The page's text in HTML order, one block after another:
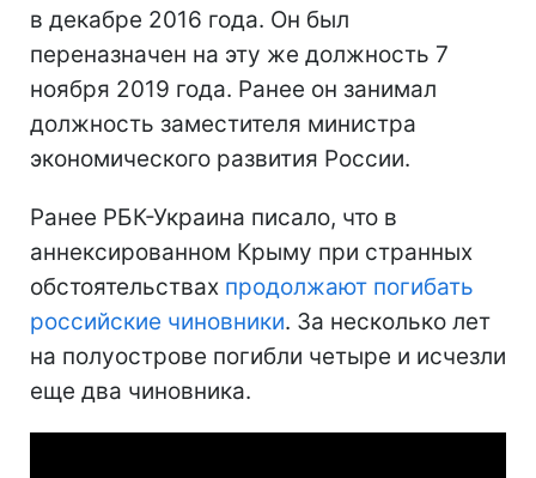
в декабре 2016 года. Он был
переназначен на эту же должность 7
ноября 2019 года. Ранее он занимал
должность заместителя министра
экономического развития России.
Ранее РБК-Украина писало, что в
аннексированном Крыму при странных
обстоятельствах продолжают погибать
российские чиновники. За несколько лет
на полуострове погибли четыре и исчезли
еще два чиновника.